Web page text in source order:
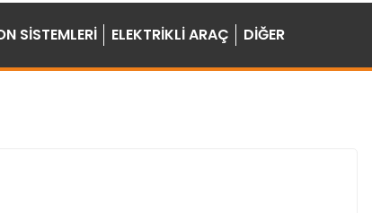
SİSTEMLERİ ELEKTRİKLİ ARAÇ DİĞER